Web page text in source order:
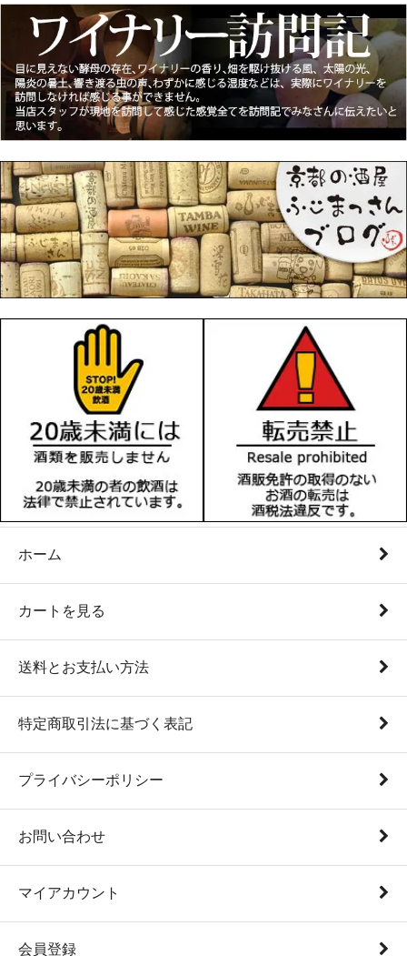
ホーム
カートを見る
送料とお支払い方法
特定商取引法に基づく表記
プライバシーポリシー
お問い合わせ
マイアカウント
会員登録